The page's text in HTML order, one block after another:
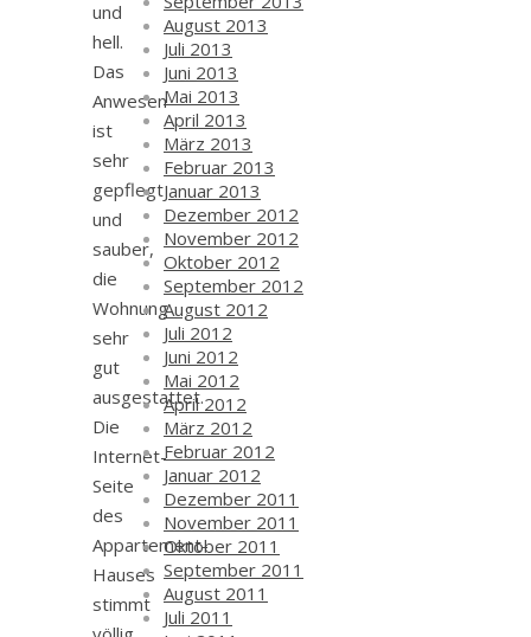
und
hell.
Das
Anwesen
ist
sehr
gepflegt
und
sauber,
die
Wohnung
sehr
gut
ausgestattet.
Die
Internet-
Seite
des
Appartement-
Hauses
stimmt
August 2013
Juli 2013
Juni 2013
Mai 2013
April 2013
März 2013
Februar 2013
Januar 2013
Dezember 2012
November 2012
Oktober 2012
September 2012
August 2012
Juli 2012
Juni 2012
Mai 2012
April 2012
März 2012
Februar 2012
Januar 2012
Dezember 2011
November 2011
Oktober 2011
September 2011
August 2011
Juli 2011